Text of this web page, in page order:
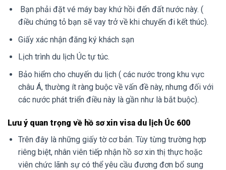
Bạn phải đặt vé máy bay khứ hồi đến đất nước này. (
điều chứng tỏ bạn sẽ vay trở về khi chuyến đi kết thúc).
Giấy xác nhận đăng ký khách sạn
Lịch trình du lịch Úc tự túc.
Bảo hiểm cho chuyến du lịch ( các nước trong khu vực
châu Á, thường ít ràng buộc về vấn đề này, nhưng đối với
các nước phát triển điều này là gần như là bắt buộc).
Lưu ý quan trọng về hồ sơ xin visa du lịch Úc 600
Trên đây là những giấy tờ cơ bản. Tùy từng trường hợp
riêng biệt, nhân viên tiếp nhận hồ sơ xin thị thực hoặc
viên chức lãnh sự có thể yêu cầu đương đơn bổ sung